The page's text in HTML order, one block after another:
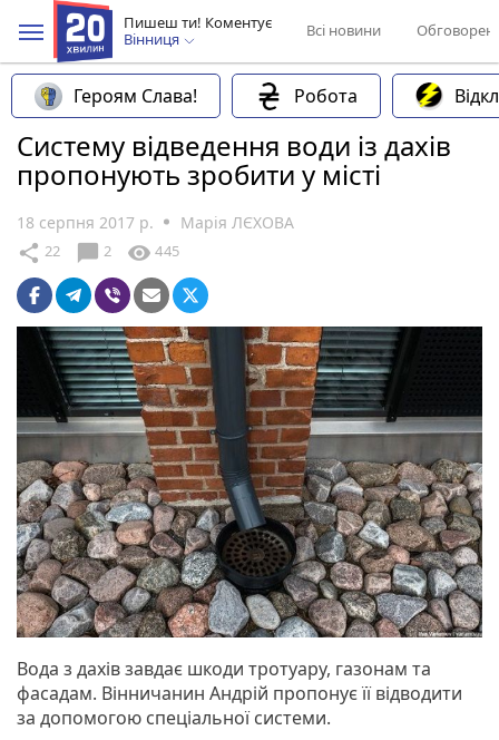
Пишеш ти! Коментує
Вінниця
Всі новини
Героям Слава! Робота
Систему відведення води із дахів
пропонують зробити у місті
18 серпня 2017 р. Марія ЛЄХОВА
share 22 chat_bubble 2 visibility 445
Вода з дахів завдає шкоди тротуару, газонам та
фасадам. Вінничанин Андрій пропонує її відводити
за допомогою спеціальної системи.